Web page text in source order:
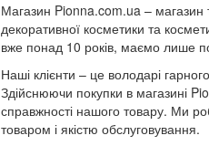
Магазин Pionna.com.ua – магазин
декоративної косметики та
вже понад 10 років, маємо лише
Наші клієнти – це володарі
Здійснюючи покупки в магазині
справжності нашого товару. Ми
товаром і якістю обслуговування.